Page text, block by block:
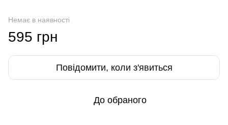
Немає в наявності
595 грн
Повідомити, коли з'явиться
До обраного